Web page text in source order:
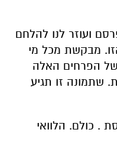
ועוזר לנו להלחם
מבקשת מכל מי
של הפרחים האלה
שתמונה זו תגיע
. כולם. הלוואי